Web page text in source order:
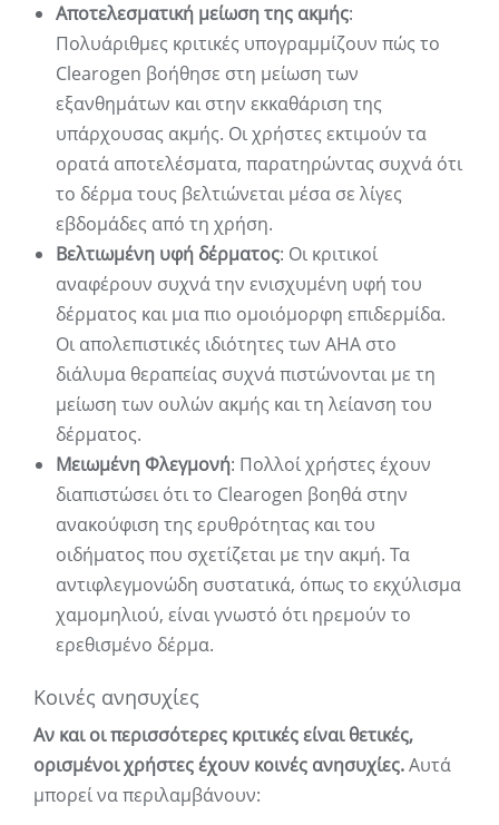
Αποτελεσματική μείωση της ακμής:
Πολυάριθμες κριτικές υπογραμμίζουν πώς το
Clearogen βοήθησε στη μείωση των
εξανθημάτων και στην εκκαθάριση της
υπάρχουσας ακμής. Οι χρήστες εκτιμούν τα
ορατά αποτελέσματα, παρατηρώντας συχνά ότι
το δέρμα τους βελτιώνεται μέσα σε λίγες
εβδομάδες από τη χρήση.
Βελτιωμένη υφή δέρματος: Οι κριτικοί
αναφέρουν συχνά την ενισχυμένη υφή του
δέρματος και μια πιο ομοιόμορφη επιδερμίδα.
Οι απολεπιστικές ιδιότητες των AHA στο
διάλυμα θεραπείας συχνά πιστώνονται με τη
μείωση των ουλών ακμής και τη λείανση του
δέρματος.
Μειωμένη Φλεγμονή: Πολλοί χρήστες έχουν
διαπιστώσει ότι το Clearogen βοηθά στην
ανακούφιση της ερυθρότητας και του
οιδήματος που σχετίζεται με την ακμή. Τα
αντιφλεγμονώδη συστατικά, όπως το εκχύλισμα
χαμομηλιού, είναι γνωστό ότι ηρεμούν το
ερεθισμένο δέρμα.
Κοινές ανησυχίες
Αν και οι περισσότερες κριτικές είναι θετικές,
ορισμένοι χρήστες έχουν κοινές ανησυχίες.Αυτά
μπορεί να περιλαμβάνουν: